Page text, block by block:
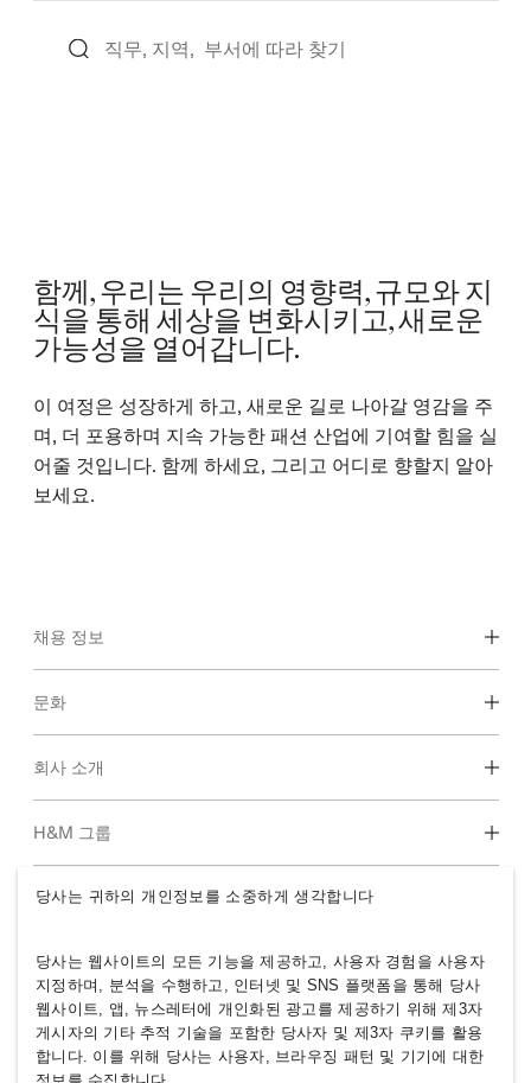
함께, 우리는 우리의 영향력, 규모와 지
식을 통해 세상을 변화시키고, 새로운
가능성을 열어갑니다.
이 여정은 성장하게 하고, 새로운 길로 나아갈 영감을 주
며, 더 포용하며 지속 가능한 패션 산업에 기여할 힘을 실
어줄 것입니다. 함께 하세요, 그리고 어디로 향할지 알아
보세요.
채용 정보
Career 영역
문화
기업문화 & 복지
회사 소개
H&M에 대하여
H&M 그룹
H&M Group
SOUTH KOREA
당사는 귀하의 개인정보를 소중하게 생각합니다
당사는 웹사이트의 모든 기능을 제공하고, 사용자 경험을 사용자
지정하며, 분석을 수행하고, 인터넷 및 SNS 플랫폼을 통해 당사
웹사이트, 앱, 뉴스레터에 개인화된 광고를 제공하기 위해 제3자
게시자의 기타 추적 기술을 포함한 당사자 및 제3자 쿠키를 활용
합니다. 이를 위해 당사는 사용자, 브라우징 패턴 및 기기에 대한